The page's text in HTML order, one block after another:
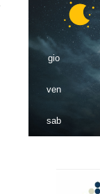
gio
ven
sab